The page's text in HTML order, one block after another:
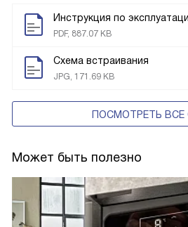
Инструкция по
PDF, 887.07 KB
Схема встраивания
JPG, 171.69 KB
ПОСМОТРЕТЬ ВСЕ
Может быть полезно